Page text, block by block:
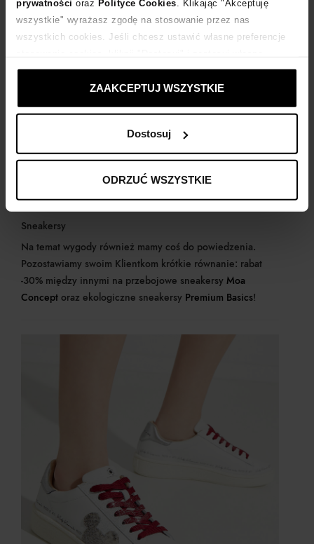
prywatności oraz Polityce Cookies . Klikając "Akceptuję
wszystkie" wyrażasz zgodę na stosowanie przez nas
wszystkich cookies. Jeśli chcesz ustawić własne preferencje
ustawienia prywatności.
ZAAKCEPTUJ WSZYSTKIE
Dostosuj
ODRZUĆ WSZYSTKIE
Szpilki Gianvito Rossi
Sneakersy
Na temat wygody również mamy coś do powiedzenia.
Pozostawiamy swoim Klientkom krótkie równanie: rabat
-30% między innymi na przebojowe sneakersy Moa
Concept oraz ekologiczne sneakersy Premium Basics!